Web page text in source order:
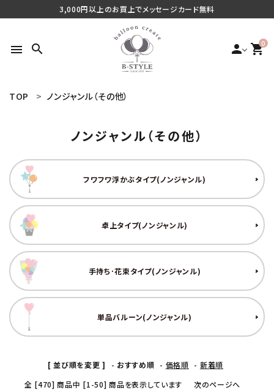
3,000円以上のお買上でメッセージカード無料
menu search person 0
shopping_cart
ご利用シーンから探す
商品タイプから探す
価格から探す
コンテンツ
ガイドライン
ようこそ ゲスト 様
TOP ノンジャンル（その他）
ノンジャンル（その他）
フワフワ浮かぶタイプ(ノンジャンル)
卓上タイプ(ノンジャンル)
手持ち･花束タイプ(ノンジャンル)
単品バルーン(ノンジャンル)
[ 並び順を変更 ] - おすすめ順 - 価格順 - 新着順
全 [470] 商品中 [1-50] 商品を表示しています
次のページへ